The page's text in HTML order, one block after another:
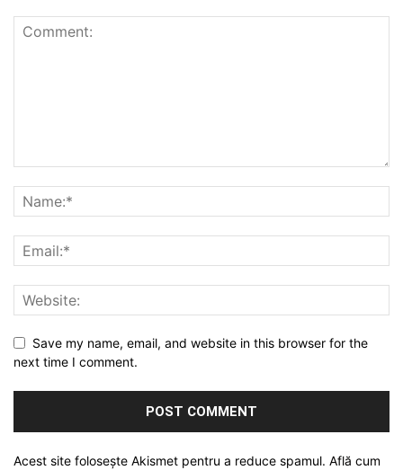
Save my name, email, and website in this browser for the
next time I comment.
Acest site folosește Akismet pentru a reduce spamul. Află cum